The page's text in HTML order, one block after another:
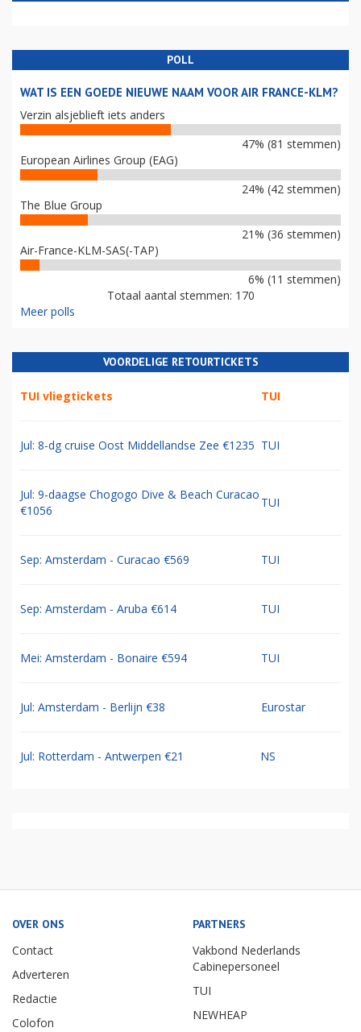
POLL
WAT IS EEN GOEDE NIEUWE NAAM VOOR AIR FRANCE-KLM?
Verzin alsjeblieft iets anders
47% (81 stemmen)
European Airlines Group (EAG)
24% (42 stemmen)
The Blue Group
21% (36 stemmen)
Air-France-KLM-SAS(-TAP)
6% (11 stemmen)
Totaal aantal stemmen: 170
Meer polls
VOORDELIGE RETOURTICKETS
TUI vliegtickets TUI
Jul: 8-dg cruise Oost Middellandse Zee €1235 TUI
Jul: 9-daagse Chogogo Dive & Beach Curacao
€1056
TUI
Sep: Amsterdam - Curacao €569 TUI
Sep: Amsterdam - Aruba €614 TUI
Mei: Amsterdam - Bonaire €594 TUI
Jul: Amsterdam - Berlijn €38 Eurostar
Jul: Rotterdam - Antwerpen €21 NS
OVER ONS
Contact
Adverteren
Redactie
Colofon
PARTNERS
Vakbond Nederlands
Cabinepersoneel
TUI
NEWHEAP